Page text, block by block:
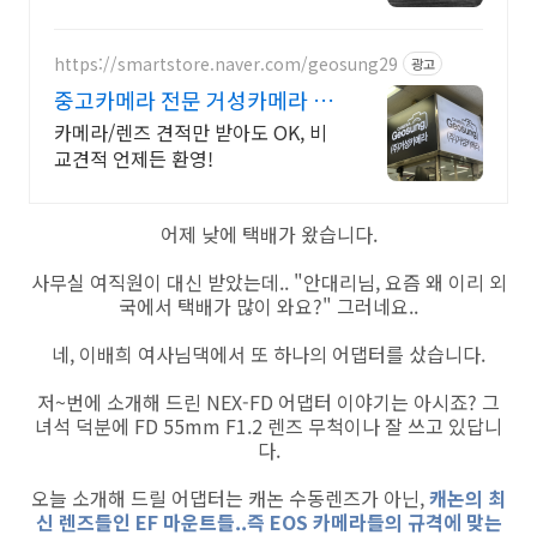
https://smartstore.naver.com/geosung29 광고
중고카메라 전문 거성카메라 재
구매율 높은 매장!
카메라/렌즈 견적만 받아도 OK, 비
교견적 언제든 환영!
어제 낮에 택배가 왔습니다.
사무실 여직원이 대신 받았는데.. "안대리님, 요즘 왜 이리 외
국에서 택배가 많이 와요?" 그러네요..
네, 이배희 여사님댁에서 또 하나의 어댑터를 샀습니다.
저~번에 소개해 드린 NEX-FD 어댑터 이야기는 아시죠? 그
녀석 덕분에 FD 55mm F1.2 렌즈 무척이나 잘 쓰고 있답니
다.
오늘 소개해 드릴 어댑터는 캐논 수동렌즈가 아닌,캐논의 최
신 렌즈들인 EF 마운트들..즉 EOS 카메라들의 규격에 맞는